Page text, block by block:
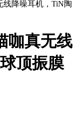
线降噪耳机，TiN陶
咖真无线
顶振膜